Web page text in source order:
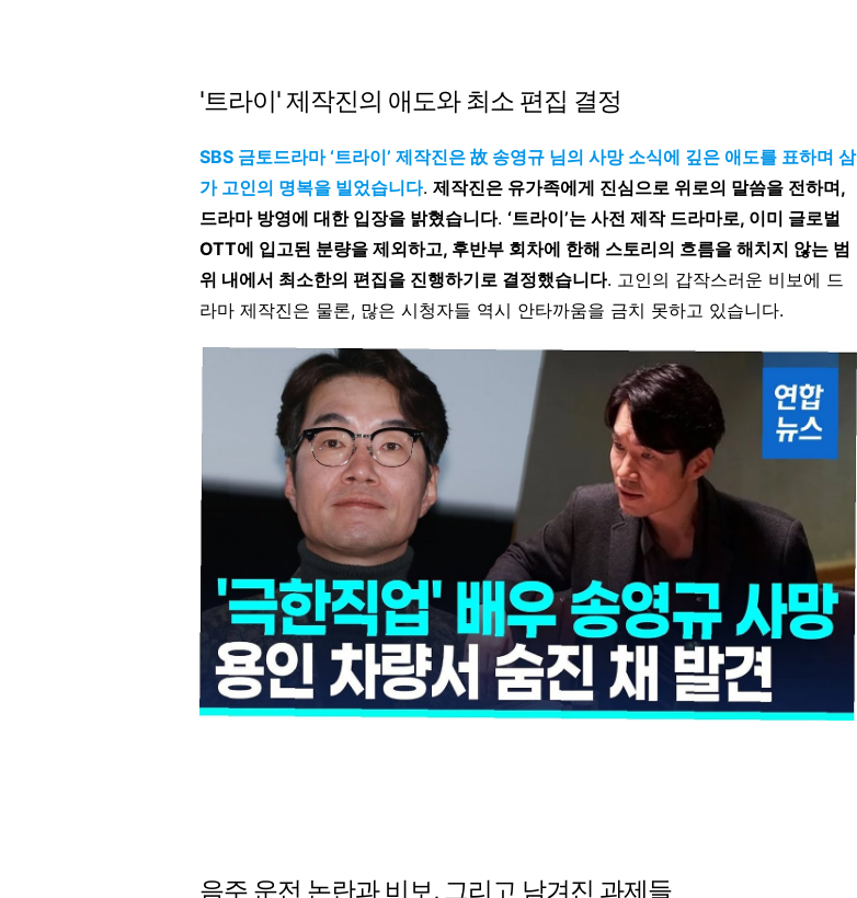
'트라이' 제작진의 애도와 최소 편집 결정
SBS 금토드라마 ‘트라이’ 제작진은 故 송영규 님의 사망 소식에 깊은 애도를 표하며 삼
가 고인의 명복을 빌었습니다. 제작진은 유가족에게 진심으로 위로의 말씀을 전하며,
드라마 방영에 대한 입장을 밝혔습니다. ‘트라이’는 사전 제작 드라마로, 이미 글로벌
OTT에 입고된 분량을 제외하고, 후반부 회차에 한해 스토리의 흐름을 해치지 않는 범
위 내에서 최소한의 편집을 진행하기로 결정했습니다. 고인의 갑작스러운 비보에 드
라마 제작진은 물론, 많은 시청자들 역시 안타까움을 금치 못하고 있습니다.
음주 운전 논란과 비보, 그리고 남겨진 과제들